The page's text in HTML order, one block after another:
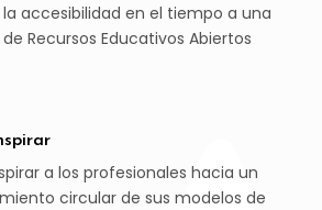
accesibilidad en el tiempo a una
Recursos Educativos Abiertos
a los profesionales hacia un
circular de sus modelos de